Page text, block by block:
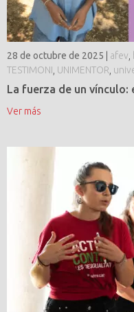
28 de octubre de 2025 afev
TESTIMONI UNIMENTOR
La fuerza de un
Ver más